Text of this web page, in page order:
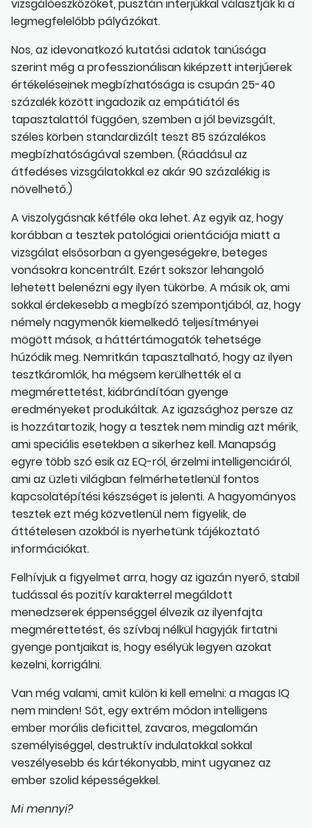
vizsgálóeszközöket, pusztán interjúkkal választják ki a
legmegfelelőbb pályázókat.
Nos, az idevonatkozó kutatási adatok tanúsága
szerint még a professzionálisan kiképzett interjúerek
értékeléseinek megbízhatósága is csupán 25-40
százalék között ingadozik az empátiától és
tapasztalattól függően, szemben a jól bevizsgált,
széles körben standardizált teszt 85 százalékos
megbízhatóságával szemben. (Ráadásul az
átfedéses vizsgálatokkal ez akár 90 százalékig is
növelhető.)
A viszolygásnak kétféle oka lehet. Az egyik az, hogy
korábban a tesztek patológiai orientációja miatt a
vizsgálat elsősorban a gyengeségekre, beteges
vonásokra koncentrált. Ezért sokszor lehangoló
lehetett belenézni egy ilyen tükörbe. A másik ok, ami
sokkal érdekesebb a megbízó szempontjából, az, hogy
némely nagymenők kiemelkedő teljesítményei
mögött mások, a háttértámogatók tehetsége
húzódik meg. Nemritkán tapasztalható, hogy az ilyen
tesztkáromlók, ha mégsem kerülhették el a
megmérettetést, kiábrándítóan gyenge
eredményeket produkáltak. Az igazsághoz persze az
is hozzátartozik, hogy a tesztek nem mindig azt mérik,
ami speciális esetekben a sikerhez kell. Manapság
egyre több szó esik az EQ-ról, érzelmi intelligenciáról,
ami az üzleti világban felmérhetetlenül fontos
kapcsolatépítési készséget is jelenti. A hagyományos
tesztek ezt még közvetlenül nem figyelik, de
áttételesen azokból is nyerhetünk tájékoztató
információkat.
Felhívjuk a figyelmet arra, hogy az igazán nyerő, stabil
tudással és pozitív karakterrel megáldott
menedzserek éppenséggel élvezik az ilyenfajta
megmérettetést, és szívbaj nélkül hagyják firtatni
gyenge pontjaikat is, hogy esélyük legyen azokat
kezelni, korrigálni.
Van még valami, amit külön ki kell emelni: a magas IQ
nem minden! Sőt, egy extrém módon intelligens
ember morális deficittel, zavaros, megalomán
személyiséggel, destruktív indulatokkal sokkal
veszélyesebb és kártékonyabb, mint ugyanez az
ember szolid képességekkel.
Mi mennyi?